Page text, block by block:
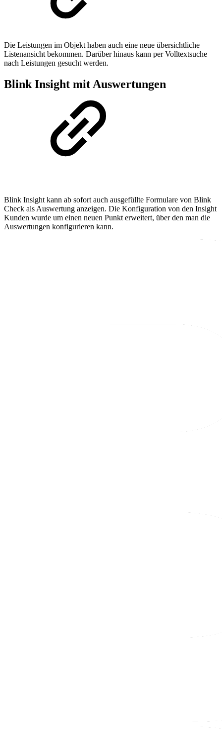
Die Leistungen im Objekt haben auch eine neue übersichtliche
Listenansicht bekommen. Darüber hinaus kann per Volltextsuche
nach Leistungen gesucht werden.
Blink Insight mit Auswertungen
Blink Insight kann ab sofort auch ausgefüllte Formulare von Blink
Check als Auswertung anzeigen. Die Konfiguration von den Insight
Kunden wurde um einen neuen Punkt erweitert, über den man die
Auswertungen konfigurieren kann.